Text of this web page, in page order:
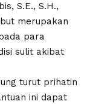
S.E., S.H.,
merupakan
para
sulit akibat
turut prihatin
ini dapat